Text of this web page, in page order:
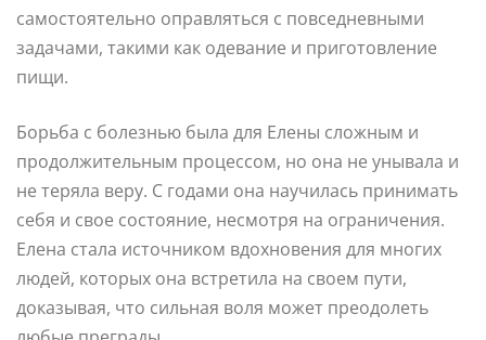
самостоятельно оправляться с повседневными
задачами, такими как одевание и приготовление
пищи.
Борьба с болезнью была для Елены сложным и
продолжительным процессом, но она не унывала и
не теряла веру. С годами она научилась принимать
себя и свое состояние, несмотря на ограничения.
Елена стала источником вдохновения для многих
людей, которых она встретила на своем пути,
доказывая, что сильная воля может преодолеть